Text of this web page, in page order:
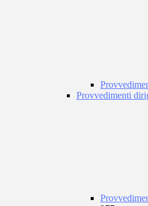
Provvedimenti